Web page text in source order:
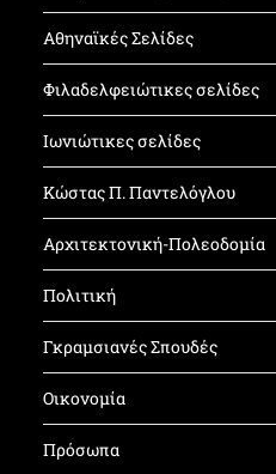
Αθηναϊκές Σελίδες
Φιλαδελφειώτικες σελίδες
Ιωνιώτικες σελίδες
Κώστας Π. Παντελόγλου
Αρχιτεκτονική-Πολεοδομία
Πολιτική
Γκραμσιανές Σπουδές
Οικονομία
Πρόσωπα